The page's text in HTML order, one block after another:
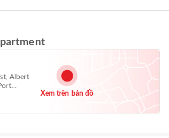
Albert
Xem trên bản đồ